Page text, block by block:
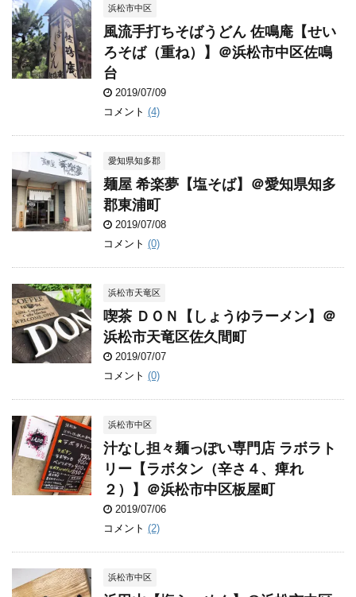
浜松市中区
風流手打ちそばうどん 佐鳴庵【せい
ろそば（重ね）】＠浜松市中区佐鳴
台
2019/07/09
コメント (4)
愛知県知多郡
麺屋 希楽夢【塩そば】＠愛知県知多
郡東浦町
2019/07/08
コメント (0)
浜松市天竜区
喫茶 ＤＯＮ【しょうゆラーメン】＠
浜松市天竜区佐久間町
2019/07/07
コメント (0)
浜松市中区
汁なし担々麺っぽい専門店 ラボラト
リー【ラボタン（辛さ４、痺れ
２）】＠浜松市中区板屋町
2019/07/06
コメント (2)
浜松市中区